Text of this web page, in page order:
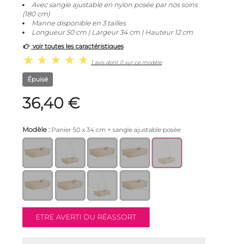
Avec sangle ajustable en nylon posée par nos soins
(180 cm)
Manne disponible en 3 tailles
Longueur 50 cm | Largeur 34 cm | Hauteur 12 cm
voir toutes les caractéristiques
1 avis dont 0 sur ce modèle
Épuisé
36,40 €
Modèle : Panier 50 x 34 cm + sangle ajustable posée